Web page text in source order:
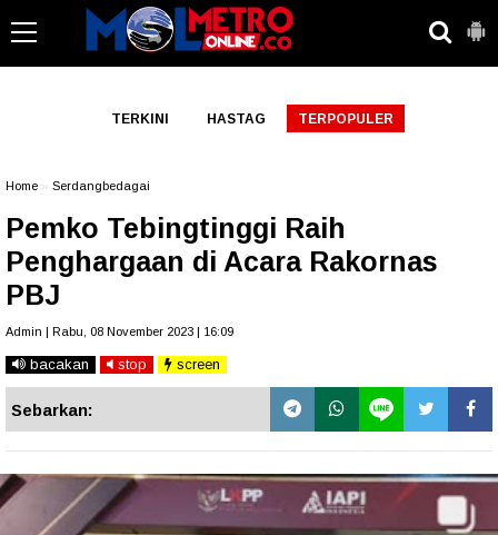
TERKINI HASTAG TERPOPULER
Home Serdangbedagai
Pemko Tebingtinggi Raih
Penghargaan di Acara Rakornas
PBJ
Admin | Rabu, 08 November 2023 | 16:09
bacakan stop screen
Sebarkan: